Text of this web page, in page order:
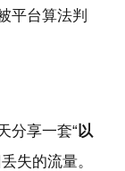
平台算法判
分享一套“以
失的流量。